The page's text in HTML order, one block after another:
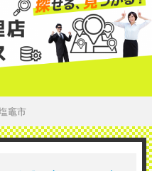
竈市